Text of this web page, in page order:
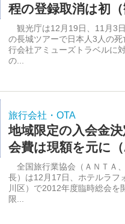
程の登録取消は初（
観光庁は12月19日、11月3
の長城ツアーで日本人3人の死
行会社アミューズトラベルに
の...
旅行会社・OTA
地域限定の入会金
会費は現額を元に（
全国旅行業協会（ＡＮＴＡ
長）は12月17日、ホテルラフ
川区）で2012年度臨時総会を
限...